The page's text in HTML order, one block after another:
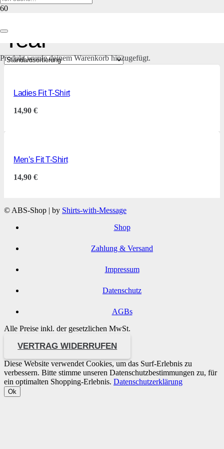
Produktwurde deinem Warenkorb hinzugefügt.
Teal
Ladies Fit T-Shirt
14,90€
Men’s Fit T-Shirt
14,90€
© ABS-Shop | by Shirts-with-Message
Shop
Zahlung & Versand
Impressum
Datenschutz
AGBs
Alle Preise inkl. der gesetzlichen MwSt.
VERTRAG WIDERRUFEN
Diese Website verwendet Cookies, um das Surf-Erlebnis zu
verbessern. Bitte stimme unseren Datenschutzbestimmungen zu, für
ein optimalten Shopping-Erlebnis. Datenschutzerklärung
Ok